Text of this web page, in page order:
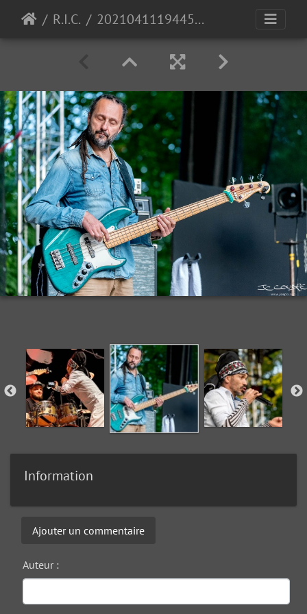
R.I.C. 20210411194456-0e7e7564
Information
Ajouter un commentaire
Auteur :